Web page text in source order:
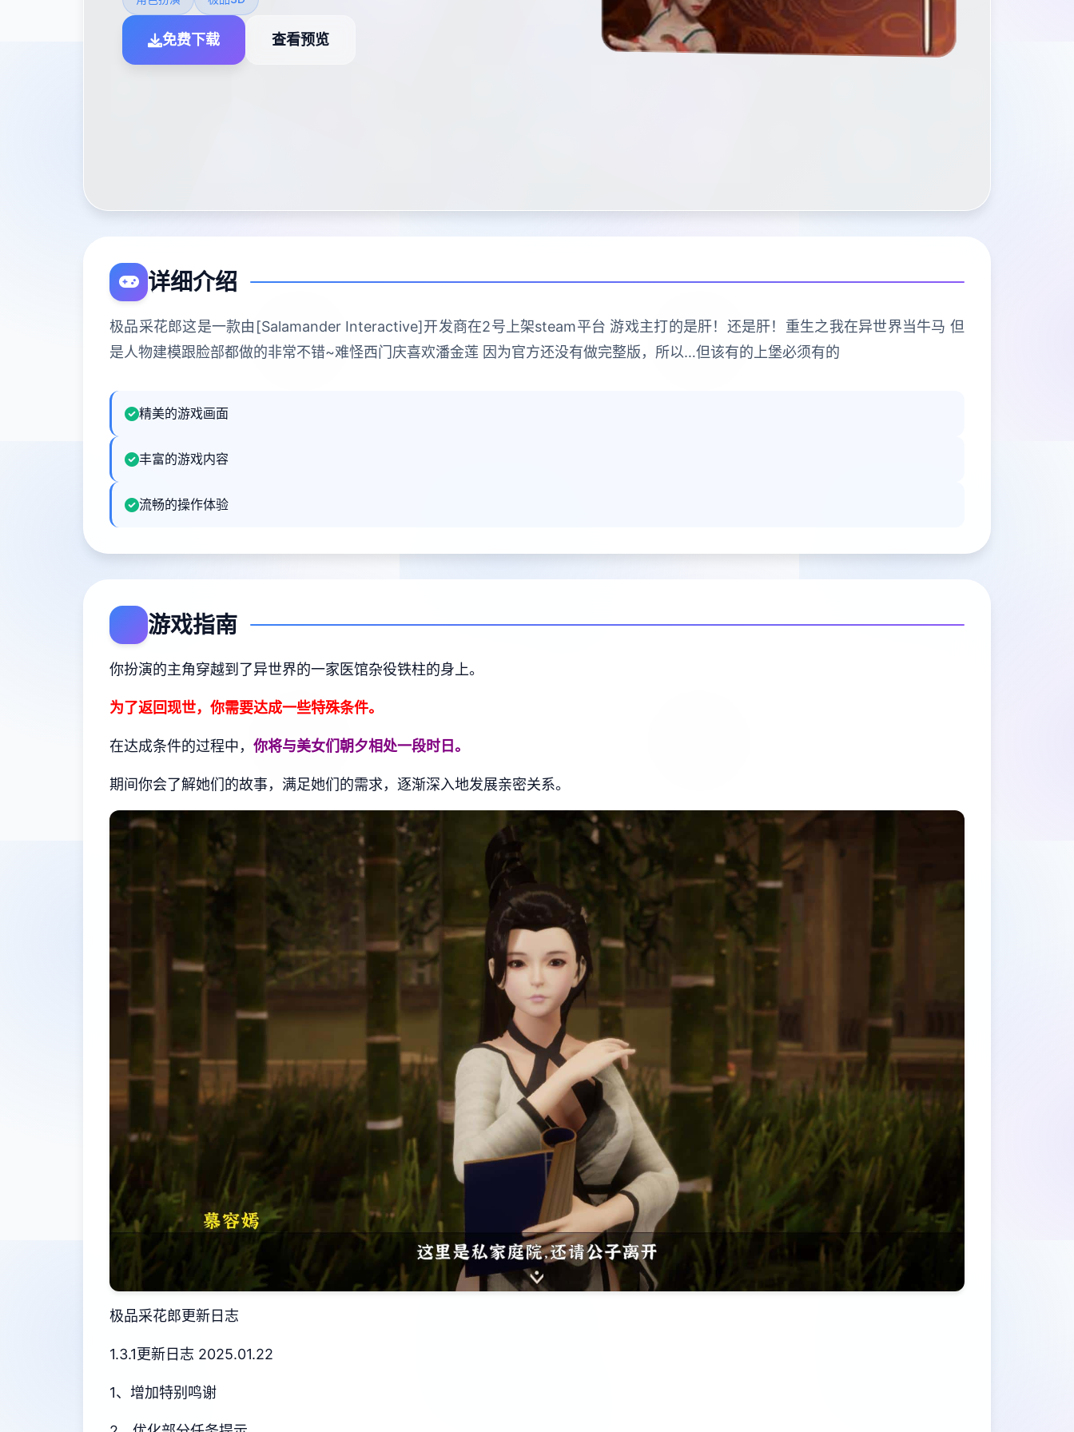
免费下载 查看预览
详细介绍
极品采花郎这是一款由[Salamander Interactive]开发商在2号上架steam平台 游戏主打的是肝！还是肝！重生之我在异世界当牛马 但
是人物建模跟脸部都做的非常不错~难怪西门庆喜欢潘金莲 因为官方还没有做完整版，所以…但该有的上堡必须有的
精美的游戏画面
丰富的游戏内容
流畅的操作体验
游戏指南
你扮演的主角穿越到了异世界的一家医馆杂役铁柱的身上。
为了返回现世，你需要达成一些特殊条件。
在达成条件的过程中， 你将与美女们朝夕相处一段时日。
期间你会了解她们的故事，满足她们的需求，逐渐深入地发展亲密关系。
极品采花郎更新日志
1.3.1更新日志 2025.01.22
1、增加特别鸣谢